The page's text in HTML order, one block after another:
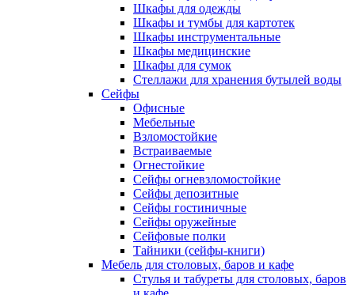
Шкафы для одежды
Шкафы и тумбы для картотек
Шкафы инструментальные
Шкафы медицинские
Шкафы для сумок
Стеллажи для хранения бутылей воды
Сейфы
Офисные
Мебельные
Взломостойкие
Встраиваемые
Огнестойкие
Сейфы огневзломостойкие
Сейфы депозитные
Сейфы гостиничные
Сейфы оружейные
Сейфовые полки
Тайники (сейфы-книги)
Мебель для столовых, баров и кафе
Стулья и табуреты для столовых, баров